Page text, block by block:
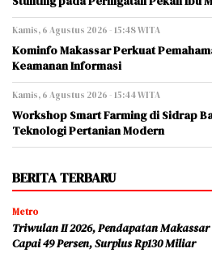
Kamis, 6 Agustus 2026 - 15:48 WITA
Kominfo Makassar Perkuat
Keamanan Informasi
Kamis, 6 Agustus 2026 - 15:44 WITA
Workshop Smart Farming di Sidrap
Teknologi Pertanian Modern
BERITA TERBARU
Metro
Triwulan II 2026, Pendapatan Makassar
Capai 49 Persen, Surplus Rp130 Miliar